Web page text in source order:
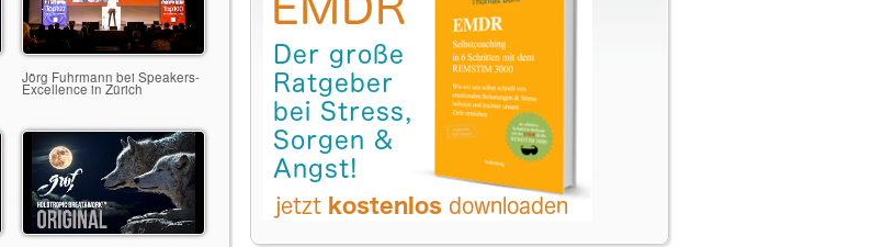
Jörg Fuhrmann bei Speakers-
Excellence in Zürich